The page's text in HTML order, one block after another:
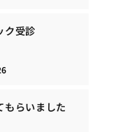
ク受診
もらいました